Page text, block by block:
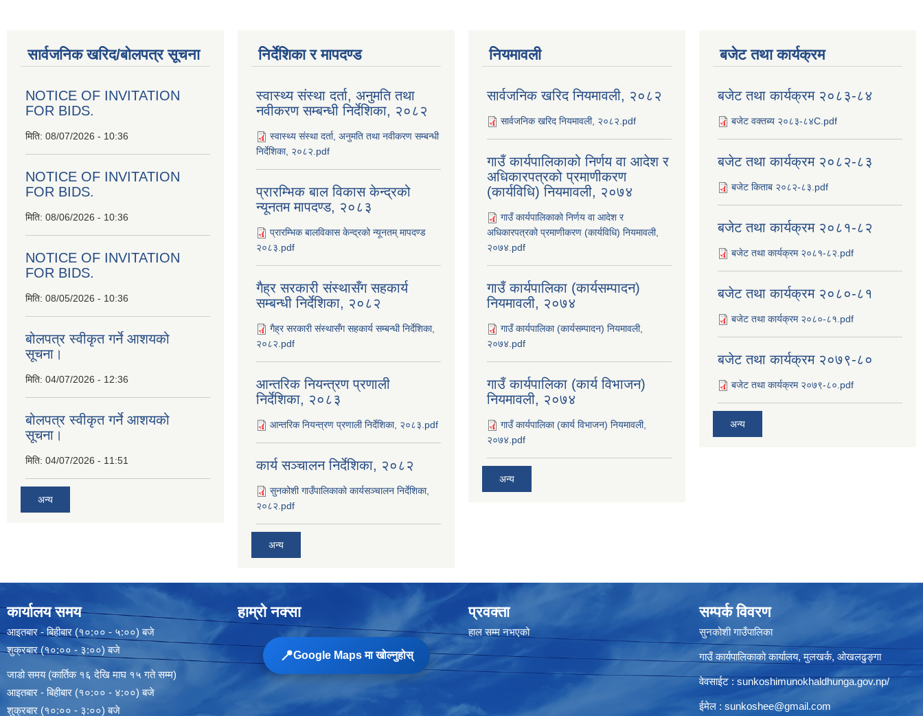
सार्वजनिक खरिद/बोलपत्र सूचना
NOTICE OF INVITATION
FOR BIDS.
मिति: 08/07/2026 - 10:36
NOTICE OF INVITATION
FOR BIDS.
मिति: 08/06/2026 - 10:36
NOTICE OF INVITATION
FOR BIDS.
मिति: 08/05/2026 - 10:36
बोलपत्र स्वीकृत गर्ने आशयको
सूचना।
मिति: 04/07/2026 - 12:36
बोलपत्र स्वीकृत गर्ने आशयको
सूचना।
मिति: 04/07/2026 - 11:51
अन्य
निर्देशिका र मापदण्ड
स्वास्थ्य संस्था दर्ता, अनुमति तथा
नवीकरण सम्बन्धी निर्देशिका, २०८२
स्वास्थ्य संस्था दर्ता, अनुमति तथा नवीकरण सम्बन्धी
निर्देशिका, २०८२.pdf
प्रारम्भिक बाल विकास केन्द्रको
न्यूनतम मापदण्ड, २०८३
प्रारम्भिक बालविकास केन्द्रको न्यूनतम् मापदण्ड
२०८३.pdf
गैह्र सरकारी संस्थासँग सहकार्य
सम्बन्धी निर्देशिका, २०८२
गैह्र सरकारी संस्थासँग सहकार्य सम्बन्धी निर्देशिका,
२०८२.pdf
आन्तरिक नियन्त्रण प्रणाली
निर्देशिका, २०८३
आन्तरिक नियन्त्रण प्रणाली निर्देशिका, २०८३.pdf
कार्य सञ्‍चालन निर्देशिका, २०८२
सुनकोशी गाउँपालिकाको कार्यसञ्‍चालन निर्देशिका,
२०८२.pdf
अन्य
नियमावली
सार्वजनिक खरिद नियमावली, २०८२
सार्वजनिक खरिद नियमावली, २०८२.pdf
गाउँ कार्यपालिकाको निर्णय वा आदेश र
अधिकारपत्रको प्रमाणीकरण
(कार्यविधि) नियमावली, २०७४
गाउँ कार्यपालिकाको निर्णय वा आदेश र
अधिकारपत्रको प्रमाणीकरण (कार्यविधि) नियमावली,
२०७४.pdf
गाउँ कार्यपालिका (कार्यसम्पादन)
नियमावली, २०७४
गाउँ कार्यपालिका (कार्यसम्पादन) नियमावली,
२०७४.pdf
गाउँ कार्यपालिका (कार्य विभाजन)
नियमावली, २०७४
गाउँ कार्यपालिका (कार्य विभाजन) नियमावली,
२०७४.pdf
अन्य
बजेट तथा कार्यक्रम
बजेट तथा कार्यक्रम २०८३-८४
बजेट वक्तब्य २०८३-८४C.pdf
बजेट तथा कार्यक्रम २०८२-८३
बजेट किताब २०८२-८३.pdf
बजेट तथा कार्यक्रम २०८१-८२
बजेट तथा कार्यक्रम २०८१-८२.pdf
बजेट तथा कार्यक्रम २०८०-८१
बजेट तथा कार्यक्रम २०८०-८१.pdf
बजेट तथा कार्यक्रम २०७९-८०
बजेट तथा कार्यक्रम २०७९-८०.pdf
अन्य
कार्यालय समय
आइतबार - बिहीबार (१०:०० - ५:००) बजे
शुक्रबार (१०:०० - ३:००) बजे
जाडो समय (कार्तिक १६ देखि माघ १५ गते सम्म)
आइतबार - बिहीबार (१०:०० - ४:००) बजे
शुक्रबार (१०:०० - ३:००) बजे
हाम्रो नक्सा
📍Google Maps मा खोल्नुहोस्
प्रवक्ता
हाल सम्म नभएको
सम्पर्क विवरण
सुनकोशी गाउँपालिका
गाउँ कार्यपालिकाको कार्यालय, मुलखर्क, ओखलढुङ्गा
वेवसाईट : sunkoshimunokhaldhunga.gov.np/
ईमेल : sunkoshee@gmail.com